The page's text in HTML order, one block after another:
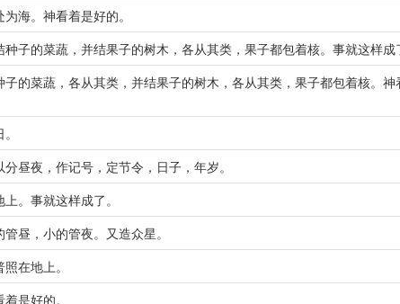
海。神看着是好的。
子的菜蔬，并结果子的树木，各从其类，果子都包着核。事就这样成
的菜蔬，各从其类，并结果子的树木，各从其类，果子都包着核。神
昼夜，作记号，定节令，日子，年岁。
。事就这样成了。
昼，小的管夜。又造众星。
在地上。
是好的。